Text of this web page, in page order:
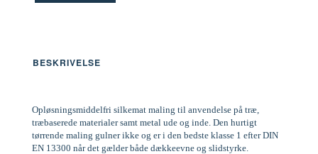
BESKRIVELSE
Opløsningsmiddelfri silkemat maling til anvendelse på træ,
træbaserede materialer samt metal ude og inde. Den hurtigt
tørrende maling gulner ikke og er i den bedste klasse 1 efter DIN
EN 13300 når det gælder både dækkeevne og slidstyrke.